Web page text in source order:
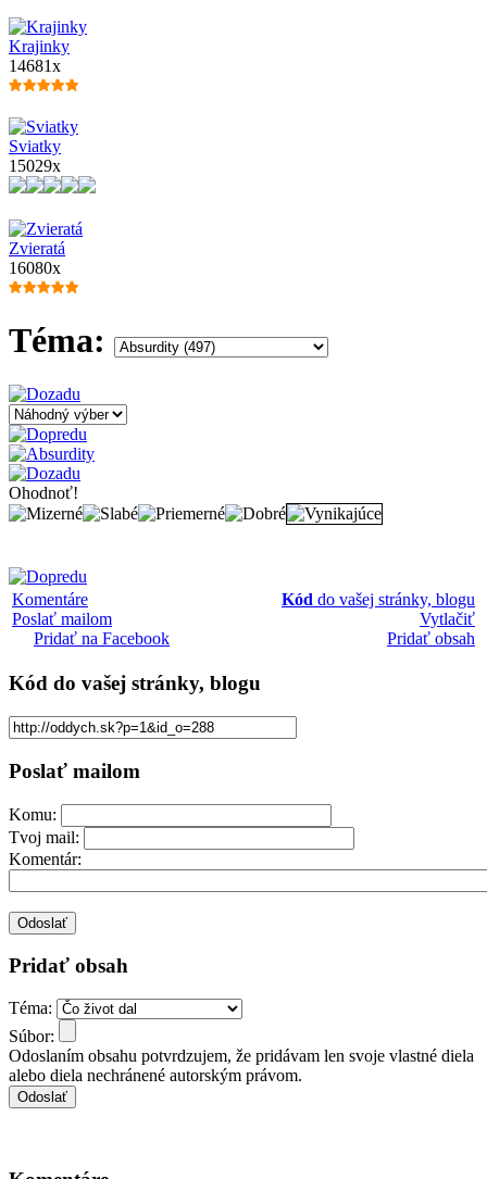
Krajinky
14681x
Sviatky
15029x
Zvieratá
16080x
Téma:
Ohodnoť!
Komentáre
Poslať mailom
Pridať na Facebook
Kód do vašej stránky, blogu
Vytlačiť
Pridať obsah
Kód do vašej stránky, blogu
Poslať mailom
Komu:
Tvoj mail:
Komentár:
Pridať obsah
Téma:
Súbor:
Odoslaním obsahu potvrdzujem, že pridávam len svoje vlastné diela
alebo diela nechránené autorským právom.